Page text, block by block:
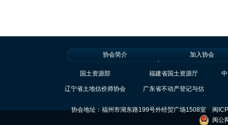
协会简介 加入协会
国土资源部 福建省国土资源厅
辽宁省土地估价师协会
广东省不动产登记与估
协会地址：福州市湖东路199号外经贸广场1508室闽
闽公